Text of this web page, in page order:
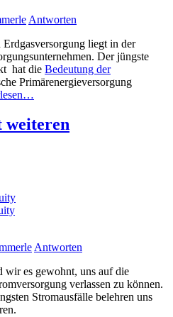
Antworten
liegt in der
Der jüngste
hat die Bedeutung der
Primärenergieversorgung
weiteren
Antworten
wir es gewohnt, uns auf die
verlassen zu können.
Stromausfälle belehren uns